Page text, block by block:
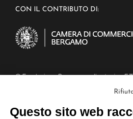
CON IL CONTRIBUTO DI:
© Fondazione Bergamo nella storia -
PEC:
Questo sito web